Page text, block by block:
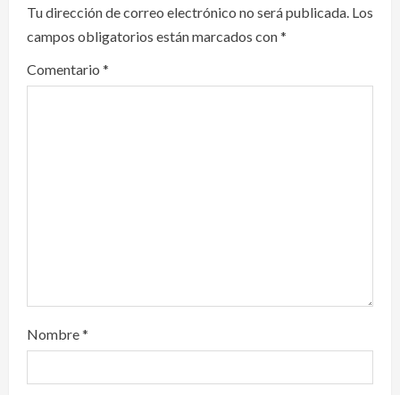
i
g
a
Tu dirección de correo electrónico no será publicada. Los
campos obligatorios están marcados con*
Comentario *
Nombre*